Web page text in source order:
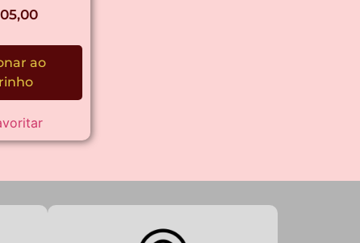
ao